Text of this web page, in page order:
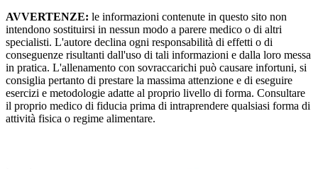
AVVERTENZE: le informazioni contenute in questo sito non
intendono sostituirsi in nessun modo a parere medico o di altri
specialisti. L'autore declina ogni responsabilità di effetti o di
conseguenze risultanti dall'uso di tali informazioni e dalla loro messa
in pratica. L'allenamento con sovraccarichi può causare infortuni, si
consiglia pertanto di prestare la massima attenzione e di eseguire
esercizi e metodologie adatte al proprio livello di forma. Consultare
il proprio medico di fiducia prima di intraprendere qualsiasi forma di
attività fisica o regime alimentare.